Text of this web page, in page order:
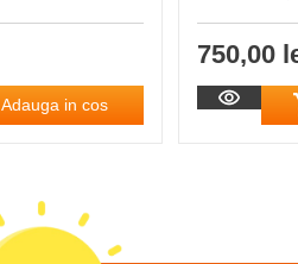
Adauga in cos
750,00